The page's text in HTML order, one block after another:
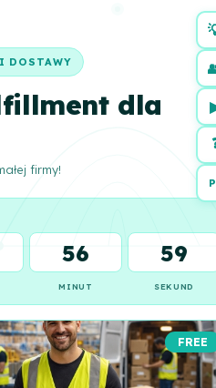
DOSTAWY
dla
firmy!
56
MINUT
58
SEKUND
FREE